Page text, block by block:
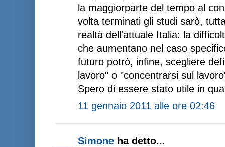
la maggiorparte del tempo al
volta terminati gli studi sarò,
realtà dell'attuale Italia: la
che aumentano nel caso
futuro potrò, infine, scegliere
lavoro" o "concentrarsi sul
Spero di essere stato utile in
11 gennaio 2011 alle ore 02:46
Simone ha detto...